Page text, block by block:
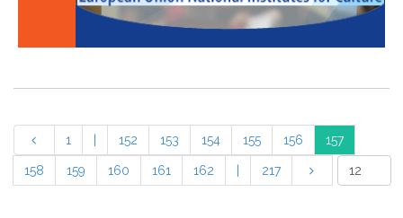
1 152 153 154 155 156 157
158 159 160 161 162 217